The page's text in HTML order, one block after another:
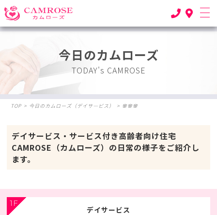
今日のカムローズ
TODAY's CAMROSE
TOP > 今日のカムローズ（デイサ―ビス） > 🌸🌸🌸
デイサービス・サービス付き高齢者向け住宅
CAMROSE（カムローズ）の日常の様子をご紹介し
ます。
1F
デイサービス